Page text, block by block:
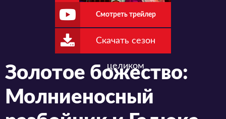
Смотреть трейлер
Скачать сезон
целиком
Золотое божество:
Молниеносный